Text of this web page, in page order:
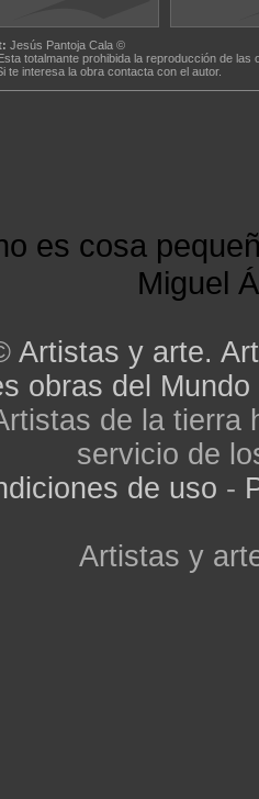
Jesús Pantoja Cala ©
totalmante prohibida la reproducción de
te interesa la obra contacta con el autor.
es cosa
Miguel
Artistas y arte.
obras del Mundo
de la tierra
servicio de
de uso -
Artistas y